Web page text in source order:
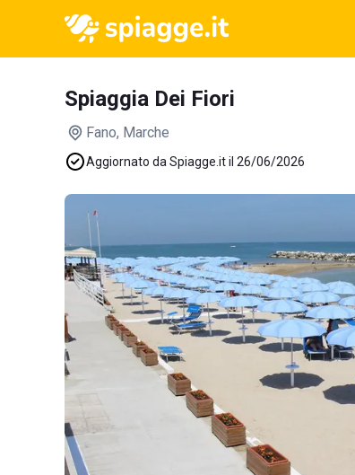
Spiaggia Dei Fiori
Fano, Marche
Aggiornato da Spiagge.it il 26/06/2026